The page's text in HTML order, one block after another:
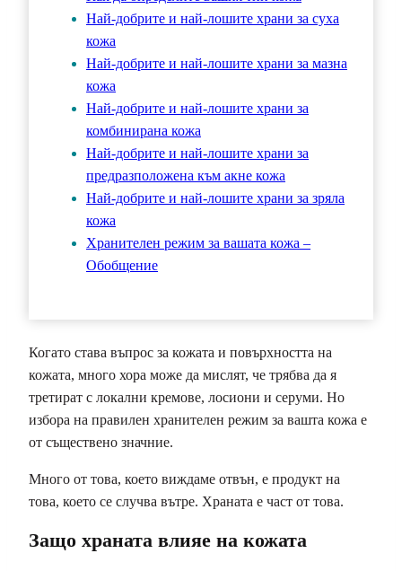
Най-добрите и най-лошите храни за суха
кожа
Най-добрите и най-лошите храни за мазна
кожа
Най-добрите и най-лошите храни за
комбинирана кожа
Най-добрите и най-лошите храни за
предразположена към акне кожа
Най-добрите и най-лошите храни за зряла
кожа
Хранителен режим за вашата кожа –
Обобщение
Когато става въпрос за кожата и повърхността на
кожата, много хора може да мислят, че трябва да я
третират с локални кремове, лосиони и серуми. Но
избора на правилен хранителен режим за вашта кожа е
от съществено значние.
Много от това, което виждаме отвън, е продукт на
това, което се случва вътре. Храната е част от това.
Защо храната влияе на кожата